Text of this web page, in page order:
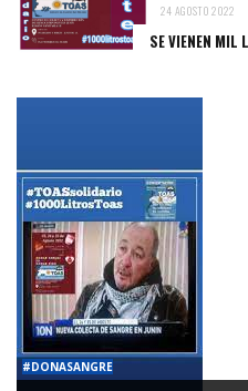
24 AGOSTO 2022
SE VIENEN MIL
#DONASANGRE